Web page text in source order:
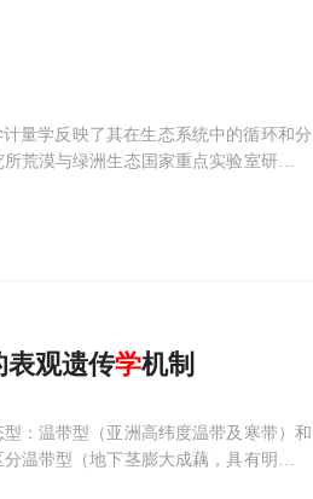
量学反映了其在生态系统中的循环和分
荒漠与绿洲生态国家重点实验室研究员
观遗传学机制
：温带型（亚洲高纬度温带及寒带）和
温带型（地下茎膨大成藕，具有明显的